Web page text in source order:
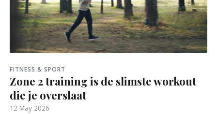
FITNESS & SPORT
Zone 2 training is de slimste workout
die je overslaat
12 May 2026